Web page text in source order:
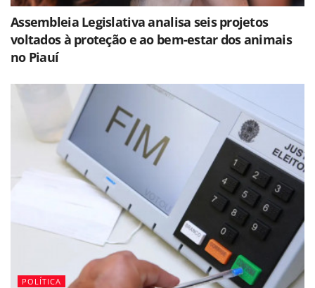
Assembleia Legislativa analisa seis projetos
voltados à proteção e ao bem-estar dos animais
no Piauí
POLÍTICA